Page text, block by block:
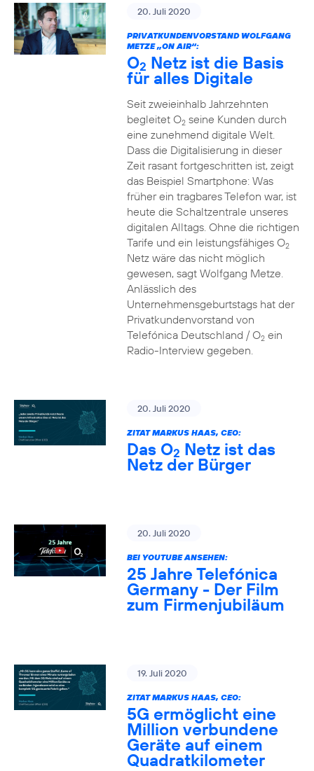
20. Juli 2020
PRIVATKUNDENVORSTAND WOLFGANG
METZE „ON AIR“:
O2 Netz ist die Basis
für alles Digitale
Seit zweieinhalb Jahrzehnten
begleitet O2seine Kunden durch
eine zunehmend digitale Welt.
Dass die Digitalisierung in dieser
Zeit rasant fortgeschritten ist, zeigt
das Beispiel Smartphone: Was
früher ein tragbares Telefon war, ist
heute die Schaltzentrale unseres
digitalen Alltags. Ohne die richtigen
Tarife und ein leistungsfähiges O2
Netz wäre das nicht möglich
gewesen, sagt Wolfgang Metze.
Anlässlich des
Unternehmensgeburtstags hat der
Privatkundenvorstand von
Telefónica Deutschland / O2ein
Radio-Interview gegeben.
20. Juli 2020
ZITAT MARKUS HAAS, CEO:
Das O2 Netz ist das
Netz der Bürger
20. Juli 2020
BEI YOUTUBE ANSEHEN:
25 Jahre Telefónica
Germany - Der Film
zum Firmenjubiläum
19. Juli 2020
ZITAT MARKUS HAAS, CEO:
5G ermöglicht eine
Million verbundene
Geräte auf einem
Quadratkilometer